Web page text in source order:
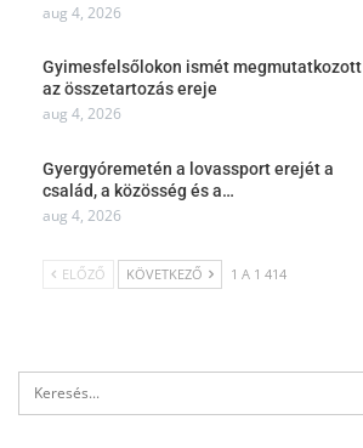
aug 4, 2026
Gyimesfelsőlokon ismét megmutatkozott
az összetartozás ereje
aug 4, 2026
Gyergyóremetén a lovassport erejét a
család, a közösség és a…
aug 4, 2026
ELŐZŐ KÖVETKEZŐ 1 A 1 414